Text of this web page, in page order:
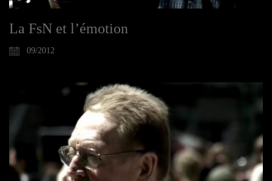
La FsN et l’émotion
09/2012